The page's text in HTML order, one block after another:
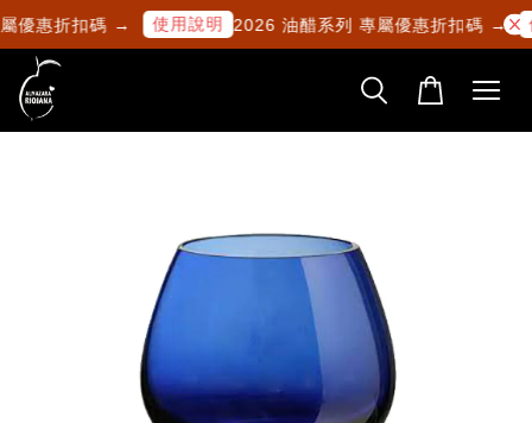
優惠折扣碼 → 使用說明 2026 油醋系列 專屬優惠折扣碼 →